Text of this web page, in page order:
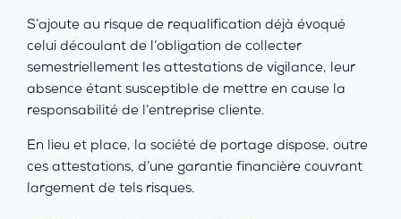
S’ajoute au risque de requalification déjà évoqué
celui découlant de l’obligation de collecter
semestriellement les attestations de vigilance, leur
absence étant susceptible de mettre en cause la
responsabilité de l’entreprise cliente.
En lieu et place, la société de portage dispose, outre
ces attestations, d’une garantie financière couvrant
largement de tels risques.